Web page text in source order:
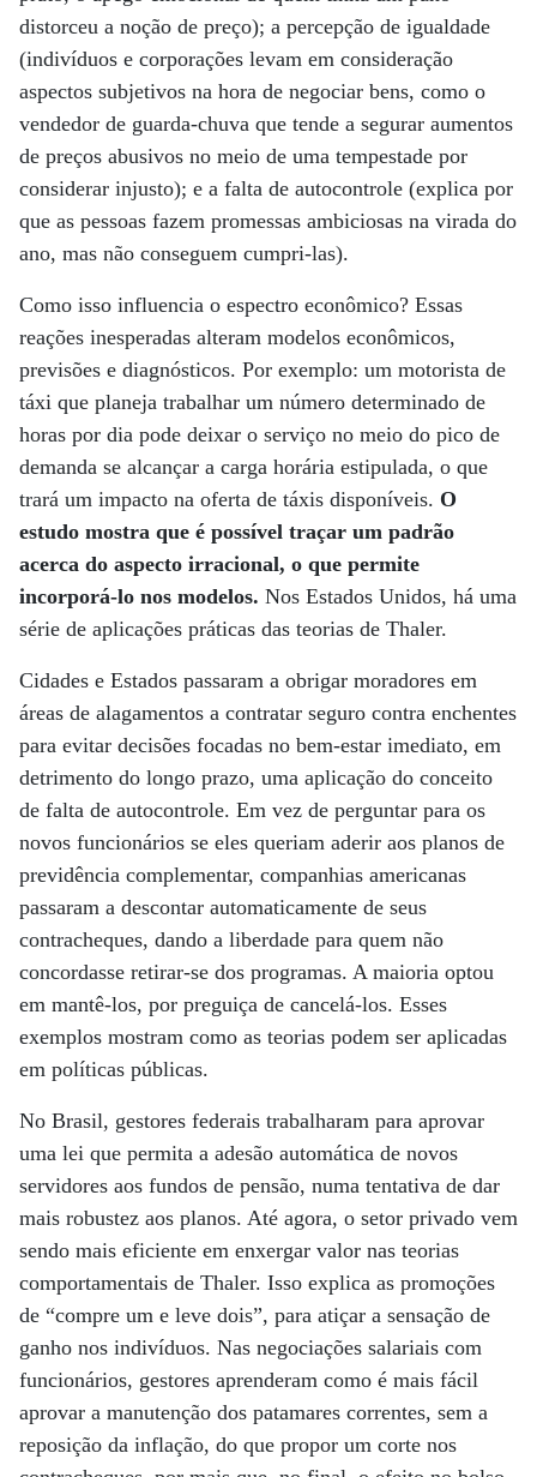
distorceu a noção de preço); a percepção de igualdade
(indivíduos e corporações levam em consideração
aspectos subjetivos na hora de negociar bens, como o
vendedor de guarda-chuva que tende a segurar aumentos
de preços abusivos no meio de uma tempestade por
considerar injusto); e a falta de autocontrole (explica por
que as pessoas fazem promessas ambiciosas na virada do
ano, mas não conseguem cumpri-las).
Como isso influencia o espectro econômico? Essas
reações inesperadas alteram modelos econômicos,
previsões e diagnósticos. Por exemplo: um motorista de
táxi que planeja trabalhar um número determinado de
horas por dia pode deixar o serviço no meio do pico de
demanda se alcançar a carga horária estipulada, o que
trará um impacto na oferta de táxis disponíveis. O
estudo mostra que é possível traçar um padrão
acerca do aspecto irracional, o que permite
incorporá-lo nos modelos. Nos Estados Unidos, há uma
série de aplicações práticas das teorias de Thaler.
Cidades e Estados passaram a obrigar moradores em
áreas de alagamentos a contratar seguro contra enchentes
para evitar decisões focadas no bem-estar imediato, em
detrimento do longo prazo, uma aplicação do conceito
de falta de autocontrole. Em vez de perguntar para os
novos funcionários se eles queriam aderir aos planos de
previdência complementar, companhias americanas
passaram a descontar automaticamente de seus
contracheques, dando a liberdade para quem não
concordasse retirar-se dos programas. A maioria optou
em mantê-los, por preguiça de cancelá-los. Esses
exemplos mostram como as teorias podem ser aplicadas
em políticas públicas.
No Brasil, gestores federais trabalharam para aprovar
uma lei que permita a adesão automática de novos
servidores aos fundos de pensão, numa tentativa de dar
mais robustez aos planos. Até agora, o setor privado vem
sendo mais eficiente em enxergar valor nas teorias
comportamentais de Thaler. Isso explica as promoções
de “compre um e leve dois”, para atiçar a sensação de
ganho nos indivíduos. Nas negociações salariais com
funcionários, gestores aprenderam como é mais fácil
aprovar a manutenção dos patamares correntes, sem a
reposição da inflação, do que propor um corte nos